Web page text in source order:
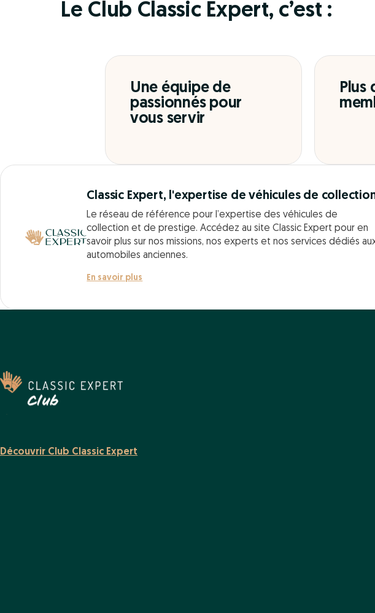
Le Club Classic Expert, c’est :
Une équipe de
passionnés pour
vous servir
Plus
Classic Expert, l'expertise de véhicules de
Le réseau de référence pour l’expertise des véhicules de
collection et de prestige. Accédez au site Classic Expert pour en
savoir plus sur nos missions, nos experts et nos services dédiés
automobiles anciennes.
En savoir plus
Découvrir Club Classic Expert